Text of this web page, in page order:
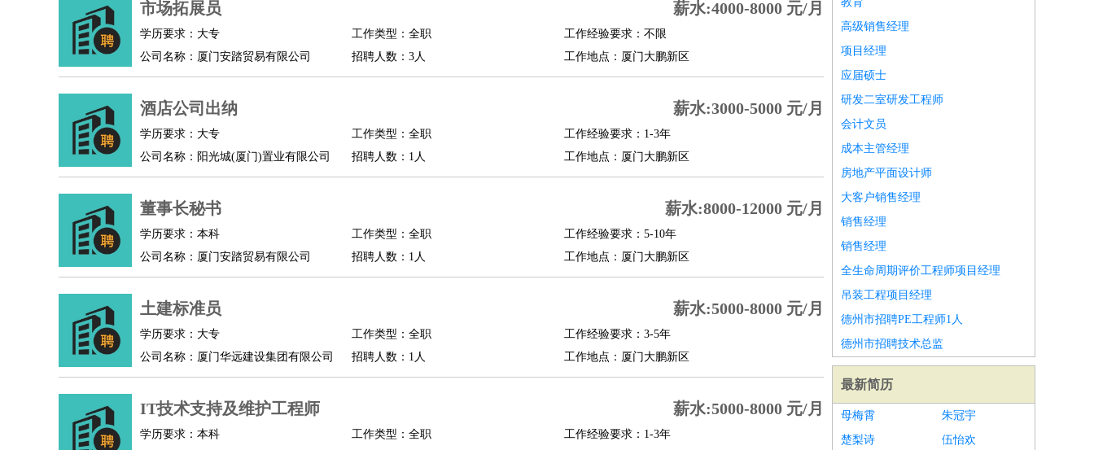
市场拓展员 薪水:4000-8000 元/月
学历要求：大专 工作类型：全职
工作经验要求：不限
公司名称：厦门安踏贸易有限公司
招聘人数：3人 工作地点：厦门大鹏新区
酒店公司出纳 薪水:3000-5000 元/月
学历要求：大专 工作类型：全职
工作经验要求：1-3年
公司名称：阳光城(厦门)置业有限公司
招聘人数：1人 工作地点：厦门大鹏新区
董事长秘书 薪水:8000-12000 元/月
学历要求：本科 工作类型：全职
工作经验要求：5-10年
公司名称：厦门安踏贸易有限公司
招聘人数：1人 工作地点：厦门大鹏新区
土建标准员 薪水:5000-8000 元/月
学历要求：大专 工作类型：全职
工作经验要求：3-5年
公司名称：厦门华远建设集团有限公司
招聘人数：1人 工作地点：厦门大鹏新区
IT技术支持及维护工程师 薪水:5000-8000 元/月
学历要求：本科 工作类型：全职
工作经验要求：1-3年
高级销售经理
项目经理
应届硕士
研发二室研发工程师
会计文员
成本主管经理
房地产平面设计师
大客户销售经理
销售经理
销售经理
全生命周期评价工程师项目经理
吊装工程项目经理
德州市招聘PE工程师1人
德州市招聘技术总监
最新简历
母梅霄
朱冠宇
楚梨诗
伍怡欢